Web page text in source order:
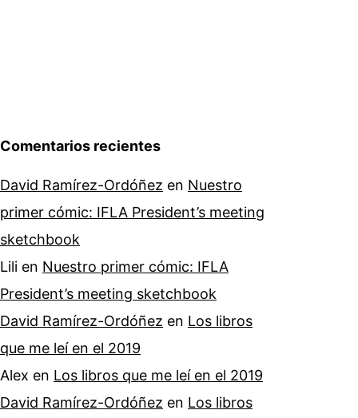
Comentarios recientes
David Ramírez-Ordóñez en Nuestro
primer cómic: IFLA President’s meeting
sketchbook
Lili en Nuestro primer cómic: IFLA
President’s meeting sketchbook
David Ramírez-Ordóñez en Los libros
que me leí en el 2019
Alex en Los libros que me leí en el 2019
David Ramírez-Ordóñez en Los libros